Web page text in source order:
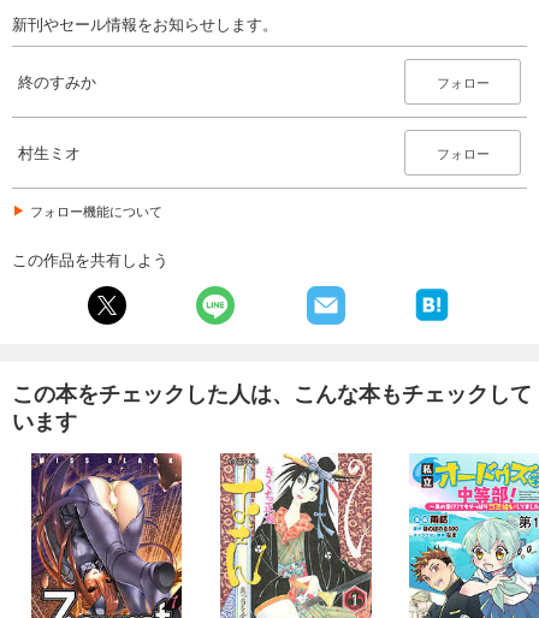
新刊やセール情報をお知らせします。
終のすみか フォロー
村生ミオ フォロー
フォロー機能について
この作品を共有しよう
この本をチェックした人は、こんな本もチェックして
います